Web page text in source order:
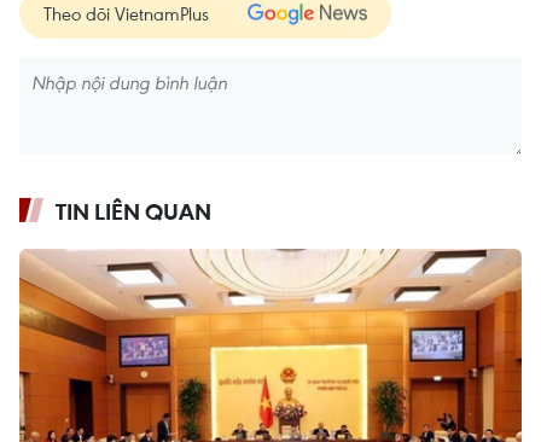
Theo dõi VietnamPlus
TIN LIÊN QUAN